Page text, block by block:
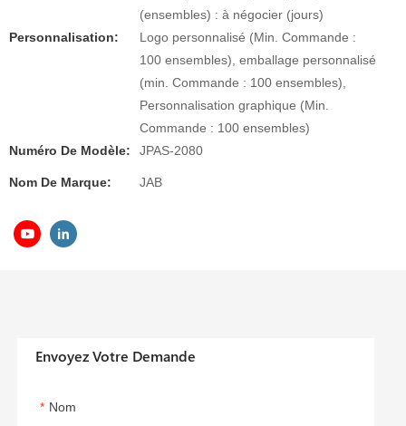
(ensembles) : à négocier (jours)
Personnalisation:
Logo personnalisé (Min. Commande :
100 ensembles), emballage personnalisé
(min. Commande : 100 ensembles),
Personnalisation graphique (Min.
Commande : 100 ensembles)
Numéro De Modèle:
JPAS-2080
Nom De Marque: JAB
Envoyez Votre Demande
Nom